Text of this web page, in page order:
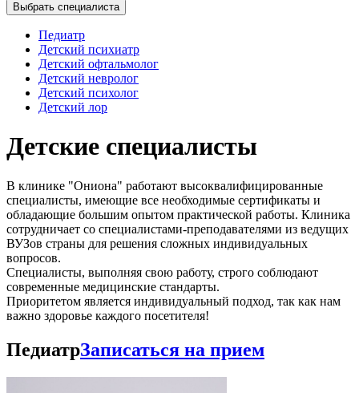
Выбрать специалиста
Педиатр
Детский психиатр
Детский офтальмолог
Детский невролог
Детский психолог
Детский лор
Детские специалисты
В клинике "Ониона" работают высоквалифицированные
специалисты, имеющие все необходимые сертификаты и
обладающие большим опытом практической работы. Клиника
сотрудничает со специалистами-преподавателями из ведущих
ВУЗов страны для решения сложных индивидуальных
вопросов.
Специалисты, выполняя свою работу, строго соблюдают
современные медицинские стандарты.
Приоритетом является индивидуальный подход, так как нам
важно здоровье каждого посетителя!
ПедиатрЗаписаться на прием